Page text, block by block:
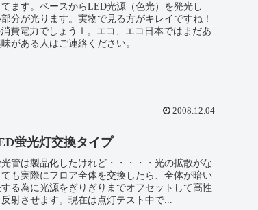
ます。ベースからLED光源（色光）を発光し
分が光ります。実物で見る方がキレイですね！
費電力でしょうｌ。エコ、エコ日本ではまだあ
がある人はご連絡ください。
2008.12.04
蛍光灯交換タイプ
管は製品化したけれど・・・・・光の拡散がな
も実際にフロア全体を交換したら、全体が暗い
る為に光源をぎりぎりまでオフセットして高性
射させます。現在は点灯テスト中で...